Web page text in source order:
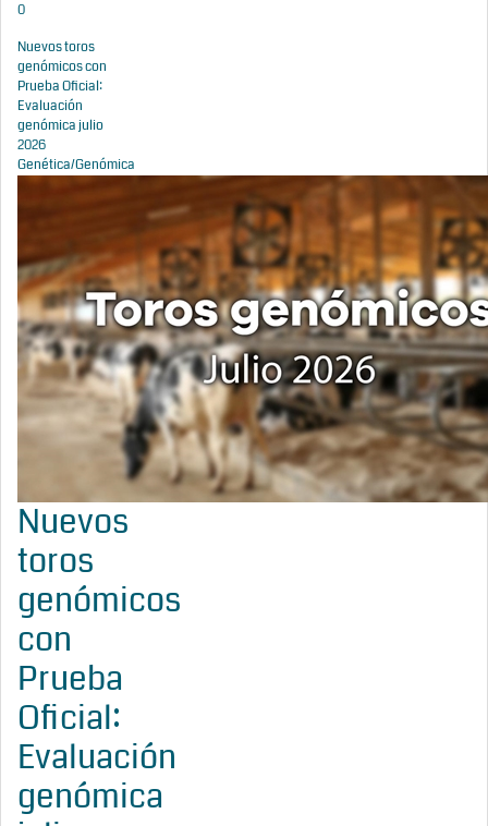
0
Nuevos toros
genómicos con
Prueba Oficial:
Evaluación
genómica julio
2026
Genética/Genómica
Nuevos
toros
genómicos
con
Prueba
Oficial:
Evaluación
genómica